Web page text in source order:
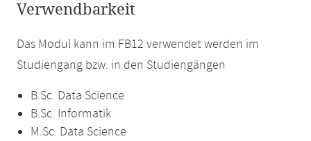
Verwendbarkeit
Das Modul kann im FB12 verwendet werden im
Studiengang bzw. in den Studiengängen
B.Sc. Data Science
B.Sc. Informatik
M.Sc. Data Science